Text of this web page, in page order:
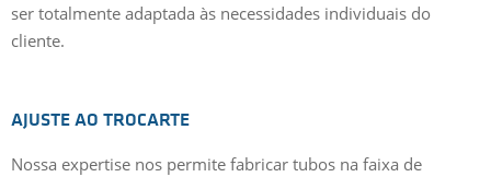
ser totalmente adaptada às necessidades individuais do
cliente.
AJUSTE AO TROCARTE
Nossa expertise nos permite fabricar tubos na faixa de